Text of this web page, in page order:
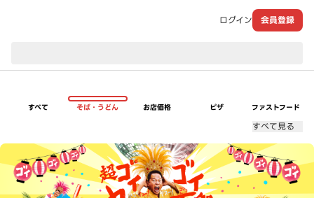
ログイン 会員登録
すべて そば・うどん お店価格 ピザ ファストフード
すべて見る
超ゴイゴイヤスー夏祭